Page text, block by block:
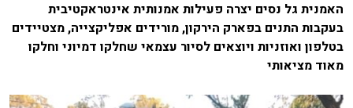
האמנית גל נסים יצרה פעילות אמנותית אינטראקטיבית
בעקבות התנים בפארק הירקון, מורידים אפליקצייה, מצטיידים
בטלפון ואוזניות ויוצאים לסיור עצמאי שחלקו דמיוני וחלקו
מאוד מציאותי